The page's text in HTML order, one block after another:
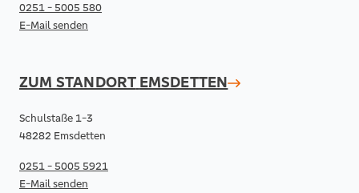
0251 - 5005 580
E-Mail senden
ZUM STANDORT EMSDETTEN
Schulstaße 1-3
48282 Emsdetten
0251 - 5005 5921
E-Mail senden